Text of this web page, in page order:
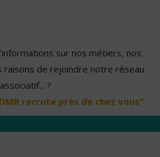
sur nos métiers, nos
raisons de rejoindre notre réseau
associatif... ?
recrute près de chez vous".